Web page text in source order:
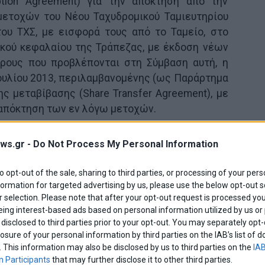
- Do Not Process My Personal Information
opt-out of the sale, sharing to third parties, or processing of your
for targeted advertising by us, please use the below opt-out
selection. Please note that after your opt-out request is processed
interest-based ads based on personal information utilized by us or
to third parties prior to your opt-out. You may separately
of your personal information by third parties on the IAB’s list of
This information may also be disclosed by us to third parties on the
Participants that may further disclose it to other third parties.
του Νέου Ταχυδρομικού Ταμιευτηρίου
ΤΧΣ, με εισφορά τους από το Ταμείο, στο
κεφαλαίου της Τράπεζας, με έκδοση νέων
που προβλέπονται στη Σύμβαση αυτή, η
2013, περιλαμβανομένης (ως Παράρτημα
μεταβίβασης (Share Transfer Agreement), με
των εν λόγω μετοχών.
Agreement) για την απόκτηση από την
της Νέας Proton Τράπεζας Α.Ε.,
όρους που προβλέπονται στη Σύμβαση αυτή, η
2013 περιλαμβανομένης (ως Παράρτημα
μεταβίβασης (Share Transfer Agreement), με
των εν λόγω μετοχών.
(Relationship Framework Agreement),
2013.